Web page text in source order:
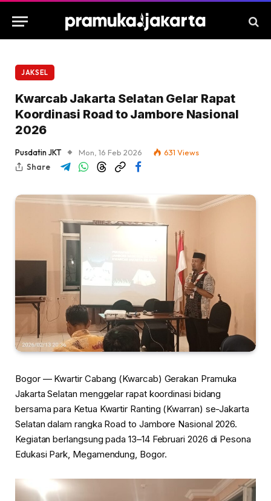
JAKSEL
Kwarcab Jakarta Selatan Gelar Rapat
Koordinasi Road to Jambore Nasional
2026
Pusdatin JKT Mon, 16 Feb 2026 631 Views
Share
Bogor — Kwartir Cabang (Kwarcab) Gerakan Pramuka
Jakarta Selatan menggelar rapat koordinasi bidang
bersama para Ketua Kwartir Ranting (Kwarran) se-Jakarta
Selatan dalam rangka Road to Jambore Nasional 2026.
Kegiatan berlangsung pada 13–14 Februari 2026 di Pesona
Edukasi Park, Megamendung, Bogor.